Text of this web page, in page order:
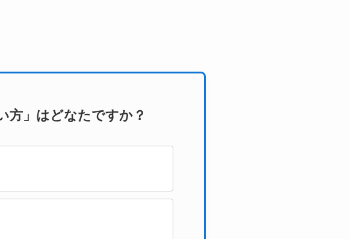
方」はどなたですか？